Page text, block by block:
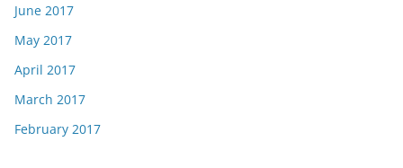
June 2017
May 2017
April 2017
March 2017
February 2017